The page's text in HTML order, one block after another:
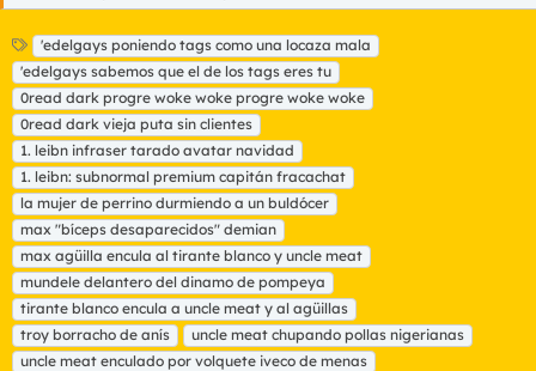
E
t
i
q
u
e
t
a
s
'edelgays poniendo tags como una locaza mala
'edelgays sabemos que el de los tags eres tu
0read dark progre woke woke progre woke woke
0read dark vieja puta sin clientes
1. leibn infraser tarado avatar navidad
1. leibn: subnormal premium capitán fracachat
la mujer de perrino durmiendo a un buldócer
max "bíceps desaparecidos" demian
max agüilla encula al tirante blanco y uncle meat
mundele delantero del dinamo de pompeya
tirante blanco encula a uncle meat y al agüillas
troy borracho de anís
uncle meat chupando pollas nigerianas
uncle meat enculado por volquete iveco de menas